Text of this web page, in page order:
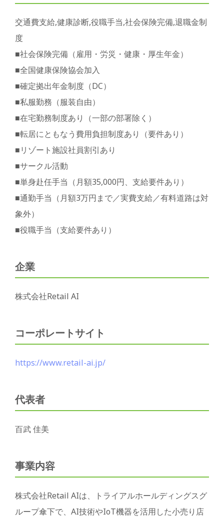
交通費支給,健康診断,役職手当,社会保険完備,退職金制
度
■社会保険完備（雇用・労災・健康・厚生年金）
■全国健康保険協会加入
■確定拠出年金制度（DC）
■私服勤務（服装自由）
■在宅勤務制度あり（一部の部署除く）
■転居にともなう費用負担制度あり（要件あり）
■リゾート施設社員割引あり
■サークル活動
■単身赴任手当（月額35,000円、支給要件あり）
■通勤手当（月額3万円まで／実費支給／有料道路は対
象外）
■役職手当（支給要件あり）
企業
株式会社Retail AI
コーポレートサイト
https://www.retail-ai.jp/
代表者
百武 佳美
事業内容
株式会社Retail AIは、トライアルホールディングスグ
ループ傘下で、AI技術やIoT機器を活用した小売り店